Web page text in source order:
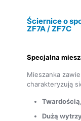
Ściernice o
ZF7A / ZF7C
Specjalna
Mieszanka
charakteryzują
Twardością,
Dużą